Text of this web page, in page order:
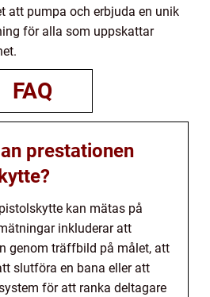
att pumpa och erbjuda en unik
för alla som uppskattar
FAQ
prestationen
kan mätas på
inkluderar att
genom träffbild på målet, att
slutföra en bana eller att
för att ranka deltagare